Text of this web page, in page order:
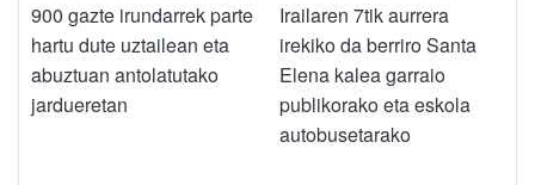
900 gazte irundarrek parte
hartu dute uztailean eta
abuztuan antolatutako
jardueretan
Irailaren 7tik aurrera
irekiko da berriro Santa
Elena kalea garraio
publikorako eta eskola
autobusetarako